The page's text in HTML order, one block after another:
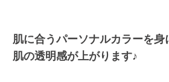
肌に合うパーソナルカラーを身
肌の透明感が上がります♪